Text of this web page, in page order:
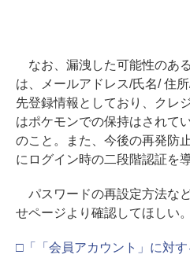
なお、漏洩した可能性のあ
は、メールアドレス/氏名/ 住
先登録情報としており、クレ
はポケモンでの保持はされて
のこと。また、今後の再発防
にログイン時の二段階認証を
パスワードの再設定方法な
せページより確認してほしい。
□「「会員アカウント」に対